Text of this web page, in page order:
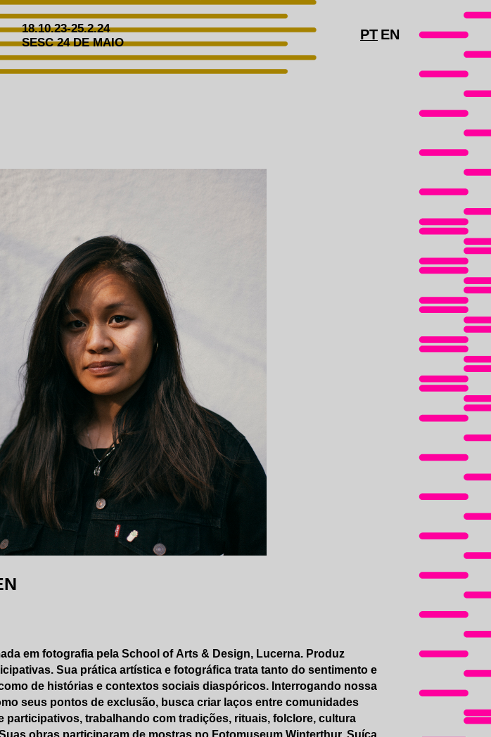
18.10.23-25.2.24
SESC 24 DE MAIO
PT EN
em fotografia pela School of Arts & Design, Lucerna. Produz
Sua prática artística e fotográfica trata tanto do sentimento e
de histórias e contextos sociais diaspóricos. Interrogando nossa
seus pontos de exclusão, busca criar laços entre comunidades
participativos, trabalhando com tradições, rituais, folclore, cultura
obras participaram de mostras no Fotomuseum Winterthur, Suíça